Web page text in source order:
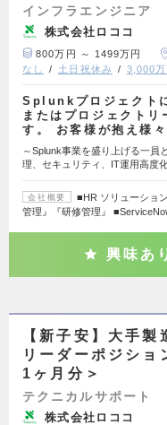
インフラエンジニア
株式会社ロココ
800万円 ～ 1499万円
なし
土日祝休み 3,000万
Splunkプロジェクト
またはプロジェクトリ
す。 お客様が抱え様
～Splunk事業を盛り上げる一員
理、セキュリティ、IT運用高度
会社概要
■HR ソリューショ
管理』『研修管理』
興味あ
【新子安】大手
リーダーポジシ
1ヶ月分＞
テクニカルサポート
株式会社ロココ